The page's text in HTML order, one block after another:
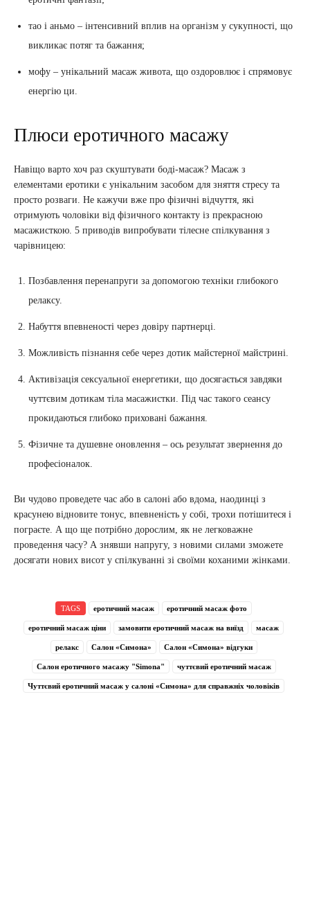
тао і аньмо – інтенсивний вплив на організм у сукупності, що
викликає потяг та бажання;
мофу – унікальний масаж живота, що оздоровлює і спрямовує
енергію ци.
Плюси еротичного масажу
Навіщо варто хоч раз скуштувати боді-масаж? Масаж з
елементами еротики є унікальним засобом для зняття стресу та
просто розваги. Не кажучи вже про фізичні відчуття, які
отримують чоловіки від фізичного контакту із прекрасною
масажисткою. 5 приводів випробувати тілесне спілкування з
чарівницею:
Позбавлення перенапруги за допомогою техніки глибокого
релаксу.
Набуття впевненості через довіру партнерці.
Можливість пізнання себе через дотик майстерної майстрині.
Активізація сексуальної енергетики, що досягається завдяки
чуттєвим дотикам тіла масажистки. Під час такого сеансу
прокидаються глибоко приховані бажання.
Фізичне та душевне оновлення – ось результат звернення до
професіоналок.
Ви чудово проведете час або в салоні або вдома, наодинці з
красунею відновите тонус, впевненість у собі, трохи потішитеся і
пограєте. А що ще потрібно дорослим, як не легковажне
проведення часу? А знявши напругу, з новими силами зможете
досягати нових висот у спілкуванні зі своїми коханими жінками.
TAGS еротичний масаж еротичний масаж фото
еротичний масаж ціни замовити еротичний масаж на виїзд масаж
релакс Салон «Симона» Салон «Симона» відгуки
Салон еротичного масажу "Simona" чуттєвий еротичний масаж
Чуттєвий еротичний масаж у салоні «Симона» для справжніх чоловіків